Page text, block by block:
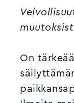
On